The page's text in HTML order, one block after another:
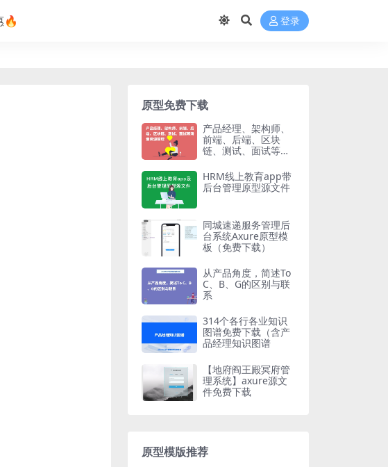
🔥 登录
原型免费下载
产品经理、架构师、
前端、后端、区块
链、测试、面试等海
HRM线上教育app带
后台管理原型源文件
同城速递服务管理后
台系统Axure原型模
板（免费下载）
从产品角度，简述To
C、B、G的区别与联
系
314个各行各业知识
图谱免费下载（含产
品经理知识图谱
【地府阎王殿冥府管
理系统】axure源文
件免费下载
原型模版推荐